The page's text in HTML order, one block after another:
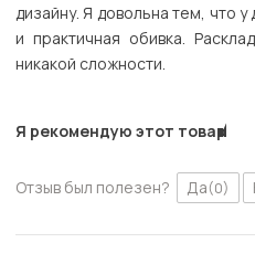
дизайну. Я довольна тем, что
и практичная обивка.
никакой сложности.
Я рекомендую этот товар
Отзыв был полезен? Да(0)